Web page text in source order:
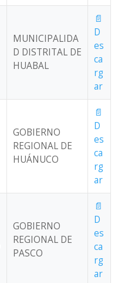
MUNICIPALIDA
D DISTRITAL DE
HUABAL
📄
D
es
ca
rg
ar
GOBIERNO
REGIONAL DE
HUÁNUCO
📄
D
es
ca
rg
ar
GOBIERNO
REGIONAL DE
PASCO
📄
D
es
ca
rg
ar